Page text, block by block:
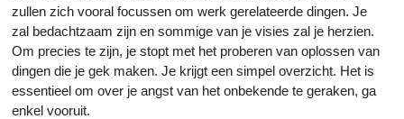
zullen zich vooral focussen om werk gerelateerde dingen. Je
zal bedachtzaam zijn en sommige van je visies zal je herzien.
Om precies te zijn, je stopt met het proberen van oplossen van
dingen die je gek maken. Je krijgt een simpel overzicht. Het is
essentieel om over je angst van het onbekende te geraken, ga
enkel vooruit.